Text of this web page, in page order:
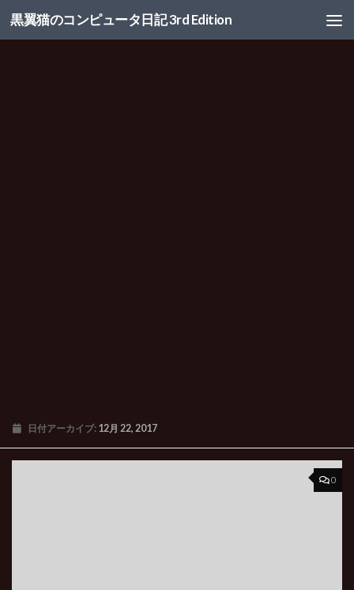
コンテンツへスキップ
黒翼猫のコンピュータ日記 3rd Edition
日付アーカイブ: 12月 22, 2017
0